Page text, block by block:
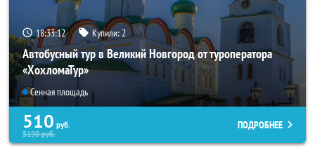
18:33:10 Купили: 2
Автобусный тур в Великий Новгород от туроператора
«ХохломаТур»
Сенная площадь
510 руб.
5190руб.
ПОДРОБНЕЕ